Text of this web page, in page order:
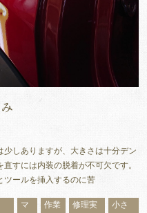
しありますが、大きさは十分デン
すには内装の脱着が不可欠です。
ツールを挿入するのに苦
マ
作業
修理実
小さ